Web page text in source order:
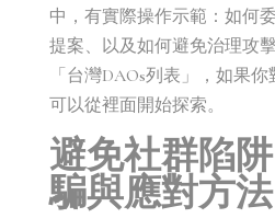
中，有實際操作示範：如何
提案、以及如何避免治理攻
「台灣DAOs列表」，如果
可以從裡面開始探索。
避免社群陷
騙與應對方法